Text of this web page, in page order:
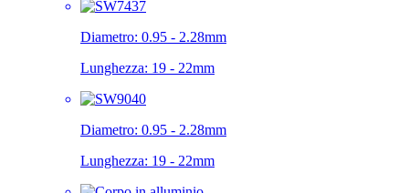
Diametro: 0.95 - 2.28mm
Lunghezza: 19 - 22mm
Diametro: 0.95 - 2.28mm
Lunghezza: 19 - 22mm